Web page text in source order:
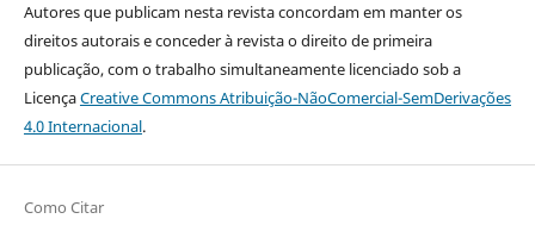
Autores que publicam nesta revista concordam em manter os
direitos autorais e conceder à revista o direito de primeira
publicação, com o trabalho simultaneamente licenciado sob a
LicençaCreative Commons Atribuição-NãoComercial-SemDerivações
4.0 Internacional.
Como Citar